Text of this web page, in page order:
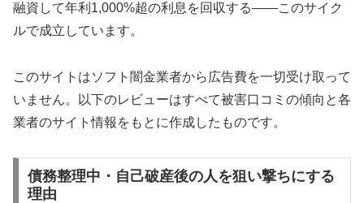
融資して年利1,000%超の利息を回収する——このサイク
ルで成立しています。
このサイトはソフト闇金業者から広告費を一切受け取って
いません。以下のレビューはすべて被害口コミの傾向と各
業者のサイト情報をもとに作成したものです。
債務整理中・自己破産後の人を狙い撃ちにする
理由